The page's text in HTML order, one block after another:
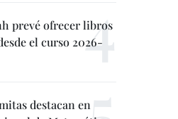
prevé ofrecer libros
el curso 2026-
destacan en